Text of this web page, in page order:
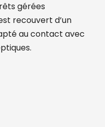
gérées
recouvert d’un
au contact avec